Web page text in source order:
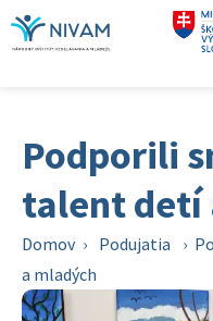
Podporili
talent detí
Domov › Podujatia ›
a mladých